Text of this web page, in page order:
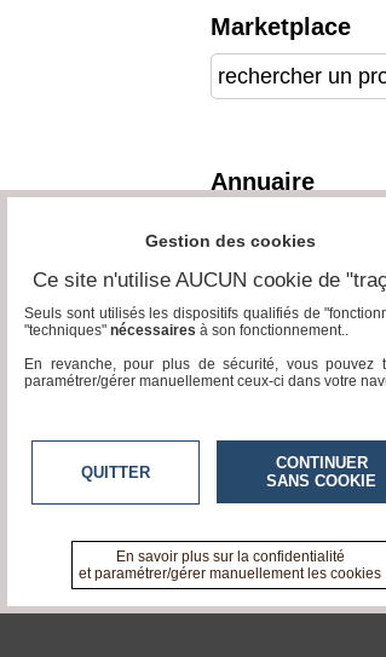
Inscription
pro
Accès
éditeur
Marketplace
Annuaire
tvlocale.fr
Gestion des cookies
Ce site n'utilise AUCUN cookie de
Seuls sont utilisés les dispositifs qualifiés de
"techniques" nécessaires à son fonctionnement..
En revanche, pour plus de sécurité, vous pouvez
paramétrer/gérer manuellement ceux-ci dans votre
QUITTER
CONTINUER
SANS COOKIE
En savoir plus sur la confidentialité
et paramétrer/gérer manuellement les cookies